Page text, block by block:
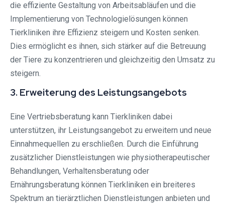
die effiziente Gestaltung von Arbeitsabläufen und die
Implementierung von Technologielösungen können
Tierkliniken ihre Effizienz steigern und Kosten senken.
Dies ermöglicht es ihnen, sich stärker auf die Betreuung
der Tiere zu konzentrieren und gleichzeitig den Umsatz zu
steigern.
3. Erweiterung des Leistungsangebots
Eine Vertriebsberatung kann Tierkliniken dabei
unterstützen, ihr Leistungsangebot zu erweitern und neue
Einnahmequellen zu erschließen. Durch die Einführung
zusätzlicher Dienstleistungen wie physiotherapeutischer
Behandlungen, Verhaltensberatung oder
Ernährungsberatung können Tierkliniken ein breiteres
Spektrum an tierärztlichen Dienstleistungen anbieten und